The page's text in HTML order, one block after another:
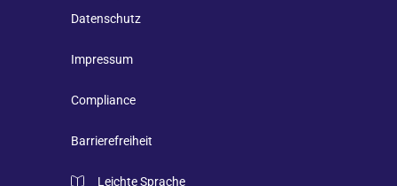
Datenschutz
Impressum
Compliance
Barrierefreiheit
Leichte Sprache